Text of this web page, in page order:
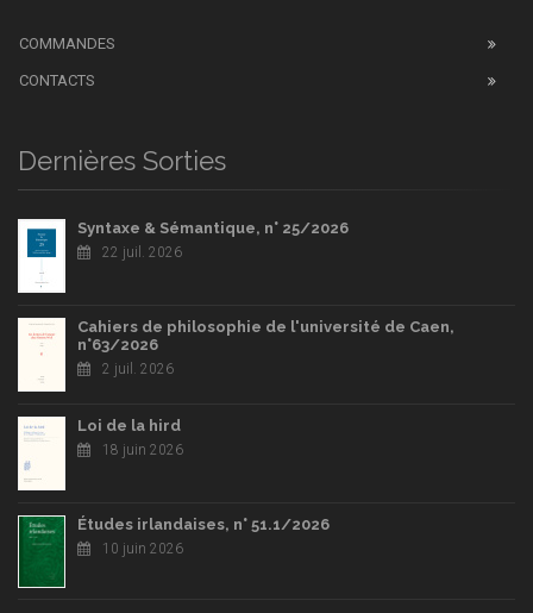
COMMANDES
CONTACTS
Dernières Sorties
Syntaxe & Sémantique, n° 25/2026
22 juil. 2026
Cahiers de philosophie de l'université de Caen,
n°63/2026
2 juil. 2026
Loi de la hird
18 juin 2026
Études irlandaises, n° 51.1/2026
10 juin 2026